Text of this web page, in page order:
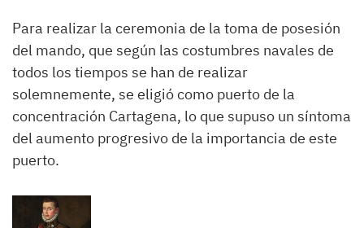
Para realizar la ceremonia de la toma de posesión
del mando, que según las costumbres navales de
todos los tiempos se han de realizar
solemnemente, se eligió como puerto de la
concentración Cartagena, lo que supuso un síntoma
del aumento progresivo de la importancia de este
puerto.